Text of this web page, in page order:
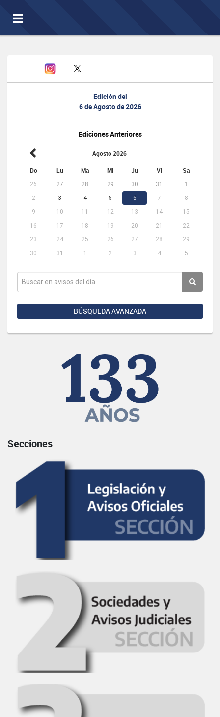
Toggle
navigation
Edición del
6 de Agosto de 2026
Ediciones Anteriores
Agosto 2026
Do Lu Ma Mi Ju Vi Sa
26 27 28 29 30 31
1
2
3 4 5 6 7
8
9
10 11 12 13 14
15
16
17 18 19 20 21
22
23
24 25 26 27 28
29
30
31 1 2 3 4 5
BÚSQUEDA AVANZADA
Secciones